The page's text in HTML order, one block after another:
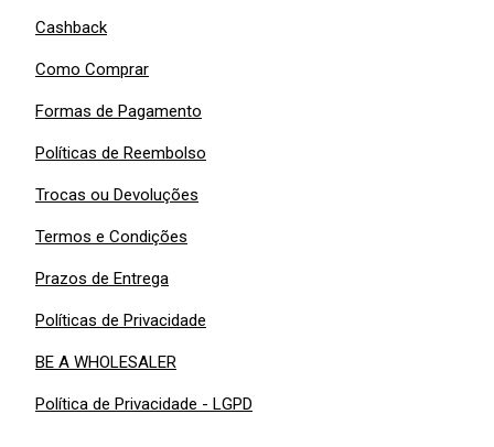
Cashback
Como Comprar
Formas de Pagamento
Políticas de Reembolso
Trocas ou Devoluções
Termos e Condições
Prazos de Entrega
Políticas de Privacidade
BE A WHOLESALER
Política de Privacidade - LGPD